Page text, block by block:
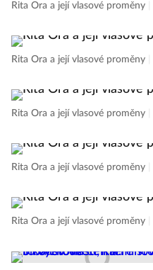
Rita Ora a její vlasové proměny
Rita Ora a její vlasové proměny
Rita Ora a její vlasové proměny
Rita Ora a její vlasové proměny
Rita Ora a její vlasové proměny